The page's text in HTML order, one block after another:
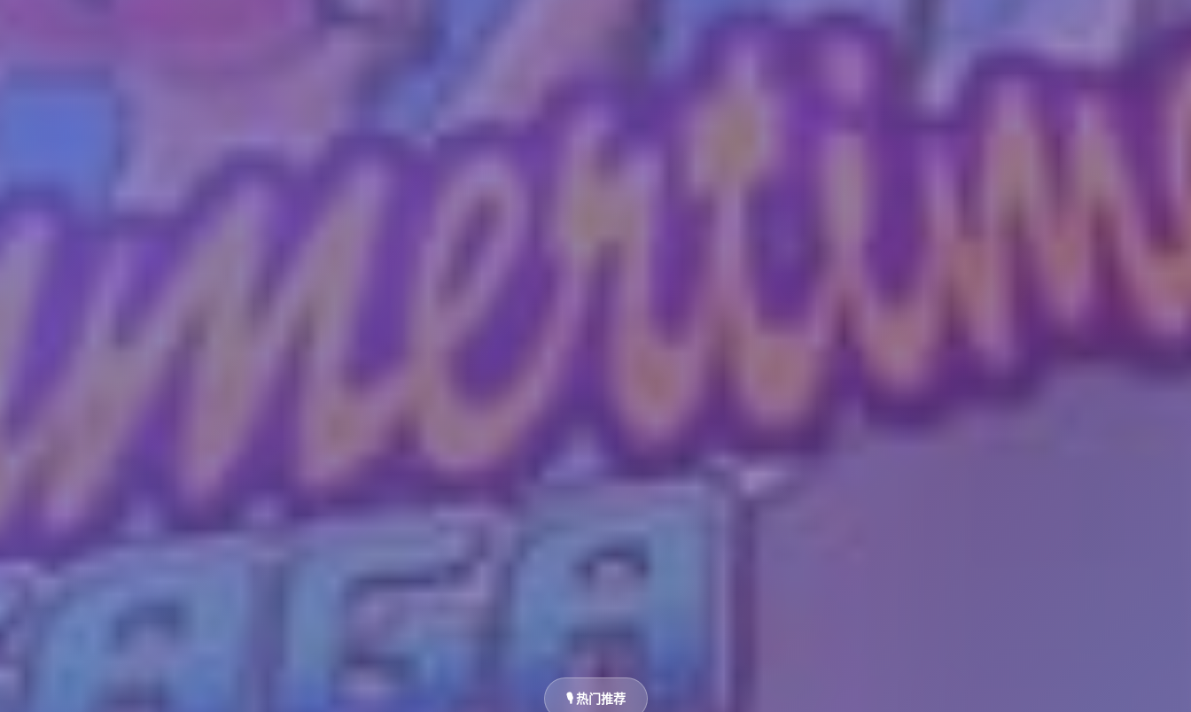
🎙️ 热门推荐